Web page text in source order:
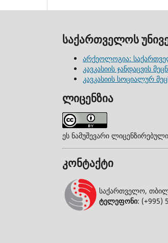
საქართველოს
არქეოლოგია:
კავკასიის ჯანდაცვის
კავკასიის სოციალურ
ლიცენზია
ეს ნამუშევარი
კონტაქტი
საქართველო,
ტელეფონი: (+995)